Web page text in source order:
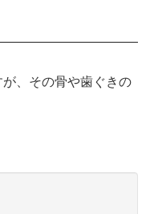
、その骨や歯ぐきの